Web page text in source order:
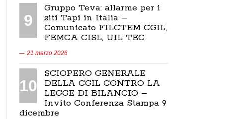
9
Gruppo Teva: allarme per i
siti Tapi in Italia –
Comunicato FILCTEM CGIL,
FEMCA CISL, UIL TEC
21 marzo 2026
10
SCIOPERO GENERALE
DELLA CGIL CONTRO LA
LEGGE DI BILANCIO –
Invito Conferenza Stampa 9
dicembre